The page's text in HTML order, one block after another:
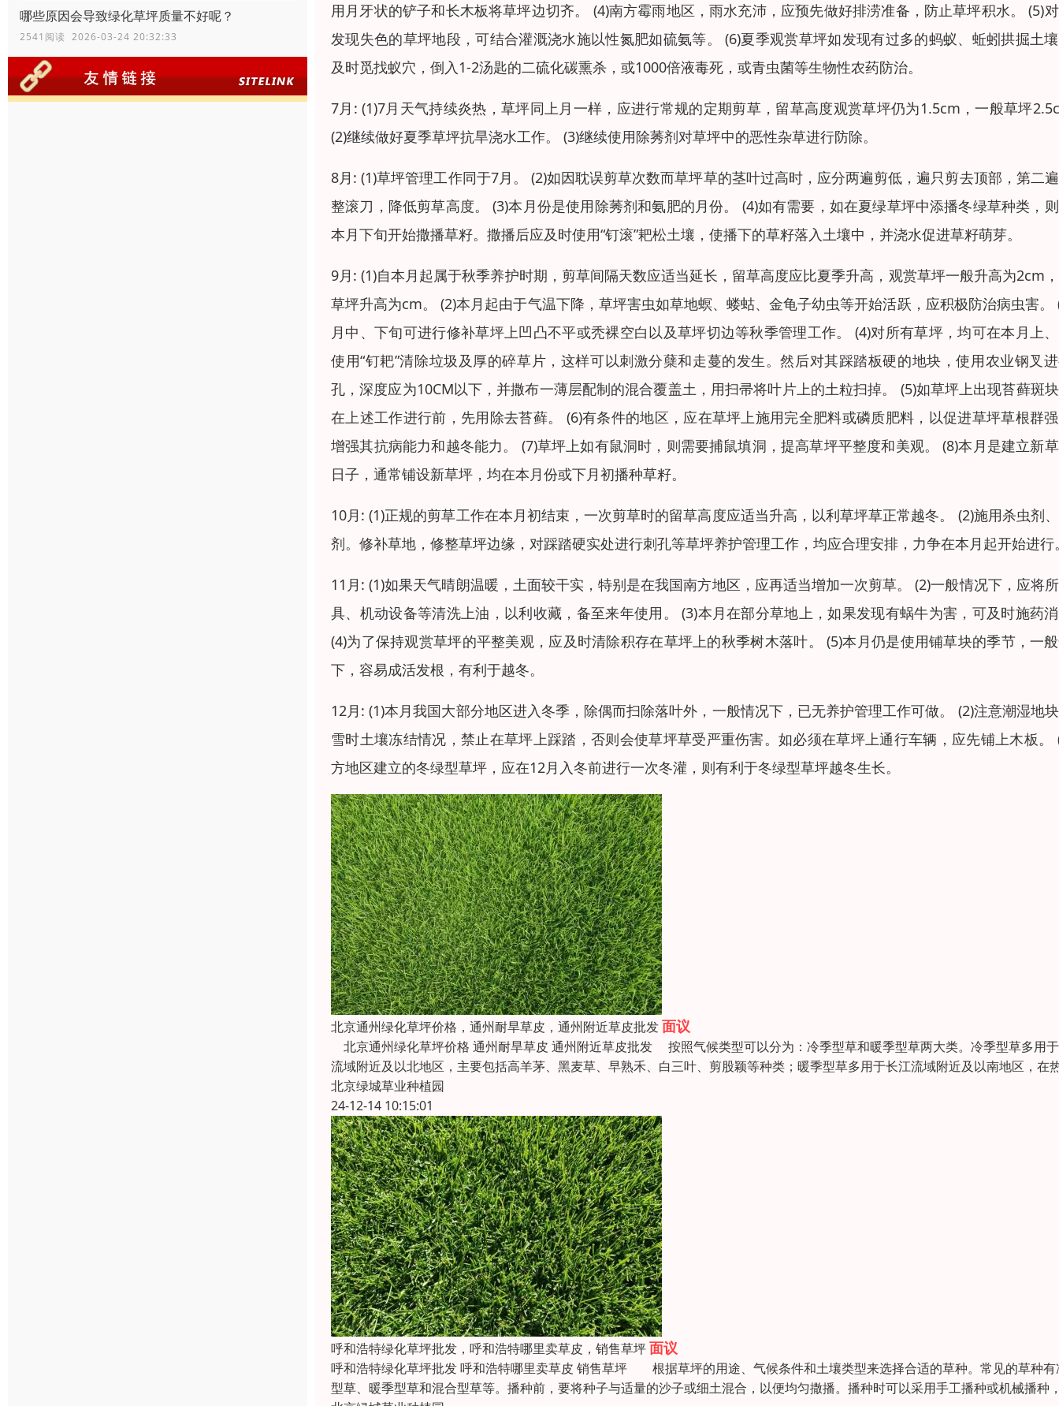
哪些原因会导致绿化草坪质量不好呢？
2541阅读 2026-03-24 20:32:33
用月牙状的铲子和长木板将草坪边切齐。 (4)南方霉雨地区，雨水充沛，应预先做好排涝准备，防止草坪积水。 (5)
发现失色的草坪地段，可结合灌溉浇水施以性氮肥如硫氨等。 (6)夏季观赏草坪如发现有过多的蚂蚁、蚯蚓拱掘土
及时觅找蚁穴，倒入1-2汤匙的二硫化碳熏杀，或1000倍液毒死，或青虫菌等生物性农药防治。
7月: (1)7月天气持续炎热，草坪同上月一样，应进行常规的定期剪草，留草高度观赏草坪仍为1.5cm，一般草坪
(2)继续做好夏季草坪抗旱浇水工作。 (3)继续使用除莠剂对草坪中的恶性杂草进行防除。
8月: (1)草坪管理工作同于7月。 (2)如因耽误剪草次数而草坪草的茎叶过高时，应分两遍剪低，遍只剪去顶部，第二
整滚刀，降低剪草高度。 (3)本月份是使用除莠剂和氨肥的月份。 (4)如有需要，如在夏绿草坪中添播冬绿草种类，
本月下旬开始撒播草籽。撒播后应及时使用“钉滚”耙松土壤，使播下的草籽落入土壤中，并浇水促进草籽萌芽。
9月: (1)自本月起属于秋季养护时期，剪草间隔天数应适当延长，留草高度应比夏季升高，观赏草坪一般升高为2cm
草坪升高为cm。 (2)本月起由于气温下降，草坪害虫如草地螟、蝼蛄、金龟子幼虫等开始活跃，应积极防治病虫害。
月中、下旬可进行修补草坪上凹凸不平或秃裸空白以及草坪切边等秋季管理工作。 (4)对所有草坪，均可在本月上
使用“钉耙”清除垃圾及厚的碎草片，这样可以刺激分蘖和走蔓的发生。然后对其踩踏板硬的地块，使用农业钢叉
孔，深度应为10CM以下，并撒布一薄层配制的混合覆盖土，用扫帚将叶片上的土粒扫掉。 (5)如草坪上出现苔藓斑
在上述工作进行前，先用除去苔藓。 (6)有条件的地区，应在草坪上施用完全肥料或磷质肥料，以促进草坪草根群
增强其抗病能力和越冬能力。 (7)草坪上如有鼠洞时，则需要捕鼠填洞，提高草坪平整度和美观。 (8)本月是建立新
日子，通常铺设新草坪，均在本月份或下月初播种草籽。
10月: (1)正规的剪草工作在本月初结束，一次剪草时的留草高度应适当升高，以利草坪草正常越冬。 (2)施用杀虫剂
剂。修补草地，修整草坪边缘，对踩踏硬实处进行刺孔等草坪养护管理工作，均应合理安排，力争在本月起开始进行
11月: (1)如果天气晴朗温暖，土面较干实，特别是在我国南方地区，应再适当增加一次剪草。 (2)一般情况下，应将
具、机动设备等清洗上油，以利收藏，备至来年使用。 (3)本月在部分草地上，如果发现有蜗牛为害，可及时施药
(4)为了保持观赏草坪的平整美观，应及时清除积存在草坪上的秋季树木落叶。 (5)本月仍是使用铺草块的季节，一
下，容易成活发根，有利于越冬。
12月: (1)本月我国大部分地区进入冬季，除偶而扫除落叶外，一般情况下，已无养护管理工作可做。 (2)注意潮湿地
雪时土壤冻结情况，禁止在草坪上踩踏，否则会使草坪草受严重伤害。如必须在草坪上通行车辆，应先铺上木板。
方地区建立的冬绿型草坪，应在12月入冬前进行一次冬灌，则有利于冬绿型草坪越冬生长。
北京通州绿化草坪价格，通州耐旱草皮，通州附近草皮批发面议
北京通州绿化草坪价格 通州耐旱草皮 通州附近草皮批发 按照气候类型可以分为：冷季型草和暖季型草两大类。冷季型草多用
流域附近及以北地区，主要包括高羊茅、黑麦草、早熟禾、白三叶、剪股颖等种类；暖季型草多用于长江流域附近及以南地区，在
北京绿城草业种植园
24-12-14 10:15:01
‌呼和浩特绿化草坪批发，呼和浩特哪里卖草皮，销售草坪面议
呼和浩特绿化草坪批发 呼和浩特哪里卖草皮 销售草坪 根据草坪的用途、气候条件和土壤类型来选择合适的草种。常见的草种有
型草、暖季型草和混合型草等。播种前，要将种子与适量的沙子或细土混合，以便均匀撒播。播种时可以采用手工播种或机械播种